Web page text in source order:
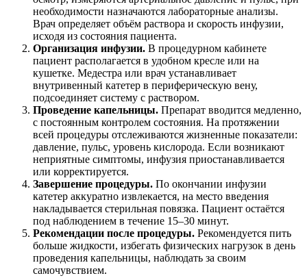
необходимости назначаются лабораторные анализы.
Врач определяет объём раствора и скорость инфузии,
исходя из состояния пациента.
Организация инфузии. В процедурном кабинете
пациент располагается в удобном кресле или на
кушетке. Медестра или врач устанавливает
внутривенный катетер в периферическую вену,
подсоединяет систему с раствором.
Проведение капельницы. Препарат вводится медленно,
с постоянным контролем состояния. На протяжении
всей процедуры отслеживаются жизненные показатели:
давление, пульс, уровень кислорода. Если возникают
неприятные симптомы, инфузия приостанавливается
или корректируется.
Завершение процедуры. По окончании инфузии
катетер аккуратно извлекается, на место введения
накладывается стерильная повязка. Пациент остаётся
под наблюдением в течение 15–30 минут.
Рекомендации после процедуры. Рекомендуется пить
больше жидкости, избегать физических нагрузок в день
проведения капельницы, наблюдать за своим
самочувствием.